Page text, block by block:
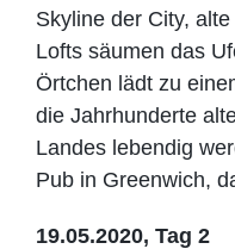
Skyline der City,
Lofts säumen das
Örtchen lädt zu
die Jahrhunderte
Landes lebendig
Pub in Greenwich,
19.05.2020, Tag 2